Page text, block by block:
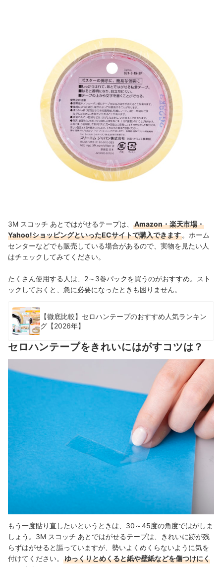
3M スコッチ あとではがせるテープは、
Amazon・楽天市場・
Yahoo!ショッピングといったECサイトで購入できます 。ホーム
センターなどでも販売している場合があるので、実物を見たい人
はチェックしてみてください。
たくさん使用する人は、 2～3巻パックを買うのがおすすめ。スト
ックしておくと、急に必要になったときも困りません。
【徹底比較】セロハンテープのおすすめ人気ランキン
グ【2026年】
セロハンテープをきれいにはがすコツは？
もう一度貼り直したいというときは、30～45度の角度ではがしま
しょう。3M スコッチ あとではがせるテープは、きれいに跡が残
らずはがせると謳っていますが、勢いよくめくらないように気を
付けてください。
ゆっくりとめくると紙や壁紙などを傷つけにく